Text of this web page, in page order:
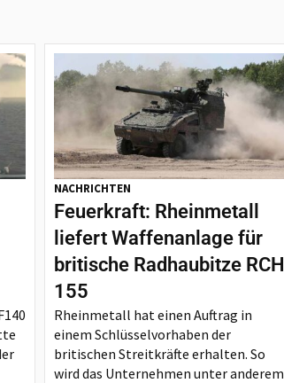
NACHRICHTEN
Feuerkraft: Rheinmetall
liefert Waffenanlage für
britische Radhaubitze RCH
155
Rheinmetall hat einen Auftrag in
einem Schlüsselvorhaben der
britischen Streitkräfte erhalten. So
wird das Unternehmen unter anderem